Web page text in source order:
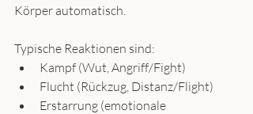
Körper automatisch.
Typische Reaktionen sind:
Kampf (Wut, Angriff/Fight)
Flucht (Rückzug, Distanz/Flight)
Erstarrung (emotionale